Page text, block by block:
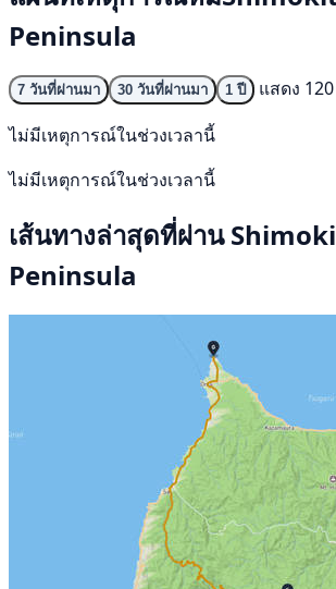
Peninsula
7 วันที่ผ่านมา 30 วันที่ผ่านมา 1 ปี
แสดง
ไม่มีเหตุการณ์ในช่วงเวลานี้
ไม่มีเหตุการณ์ในช่วงเวลานี้
เส้นทางล่าสุดที่ผ่าน
Peninsula